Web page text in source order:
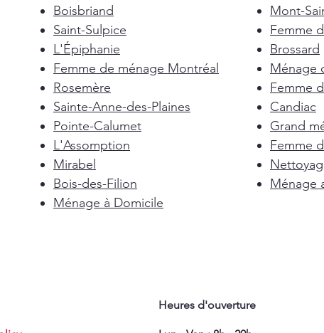
Boisbriand
Saint-Sulpice
L'Épiphanie
Femme de ménage Montréal
Rosemère
Sainte-Anne-des-Plaines
Pointe-Calumet
L'Assomption
Mirabel
Bois-des-Filion
Ménage à Domicile
Mont-
Femme
Brossard
Ménage
Femme
Candiac
Grand
Femme
Ménage
Heures d'ouverture